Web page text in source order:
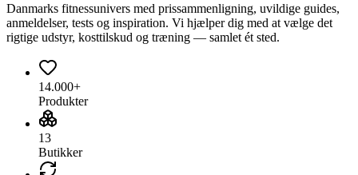
Danmarks fitnessunivers med prissammenligning, uvildige guides,
anmeldelser, tests og inspiration. Vi hjælper dig med at vælge det
rigtige udstyr, kosttilskud og træning — samlet ét sted.
14.000+
Produkter
13
Butikker